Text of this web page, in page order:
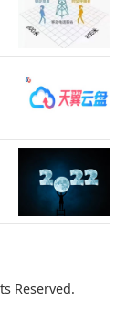
Reserved.